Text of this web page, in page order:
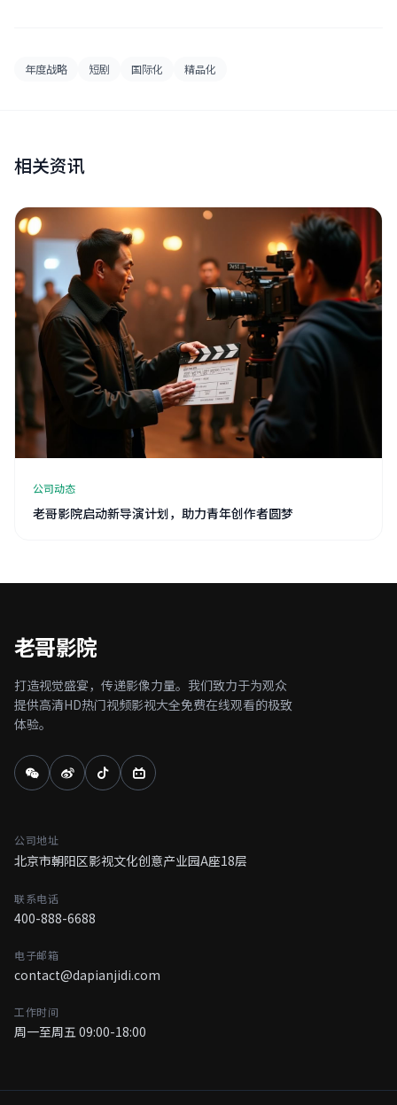
年度战略 短剧 国际化 精品化
相关资讯
公司动态
老哥影院启动新导演计划，助力青年创作者圆梦
老哥影院
打造视觉盛宴，传递影像力量。我们致力于为观众
提供高清HD热门视频影视大全免费在线观看的极致
体验。
公司地址
北京市朝阳区影视文化创意产业园A座18层
联系电话
400-888-6688
电子邮箱
contact@dapianjidi.com
工作时间
周一至周五 09:00-18:00